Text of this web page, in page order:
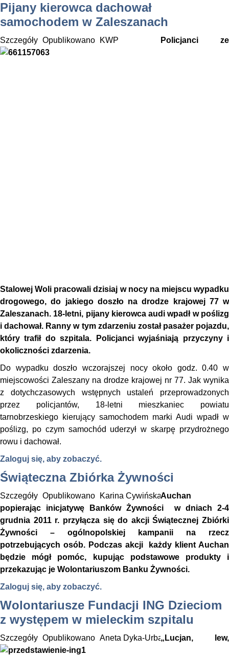
Pijany kierowca dachował
samochodem w Zaleszanach
Szczegóły Opublikowano KWP Policjanci ze
Stalowej Woli pracowali dzisiaj w nocy na miejscu wypadku
drogowego, do jakiego doszło na drodze krajowej 77 w
Zaleszanach. 18-letni, pijany kierowca audi wpadł w poślizg
i dachował. Ranny w tym zdarzeniu został pasażer pojazdu,
który trafił do szpitala. Policjanci wyjaśniają przyczyny i
okoliczności zdarzenia.
Do wypadku doszło wczorajszej nocy około godz. 0.40 w
miejscowości Zaleszany na drodze krajowej nr 77. Jak wynika
z dotychczasowych wstępnych ustaleń przeprowadzonych
przez policjantów, 18-letni mieszkaniec powiatu
tarnobrzeskiego kierujący samochodem marki Audi wpadł w
poślizg, po czym samochód uderzył w skarpę przydrożnego
rowu i dachował.
Zaloguj się, aby zobaczyć.
Świąteczna Zbiórka Żywności
Szczegóły Opublikowano Karina CywińskaAuchan
popierając inicjatywę Banków Żywności w dniach 2-4
grudnia 2011 r. przyłącza się do akcji Świątecznej Zbiórki
Żywności – ogólnopolskiej kampanii na rzecz
potrzebujących osób. Podczas akcji każdy klient Auchan
będzie mógł pomóc, kupując podstawowe produkty i
przekazując je Wolontariuszom Banku Żywności.
Zaloguj się, aby zobaczyć.
Wolontariusze Fundacji ING Dzieciom
z występem w mieleckim szpitalu
Szczegóły Opublikowano Aneta Dyka-Urbańska„Lucjan, lew,